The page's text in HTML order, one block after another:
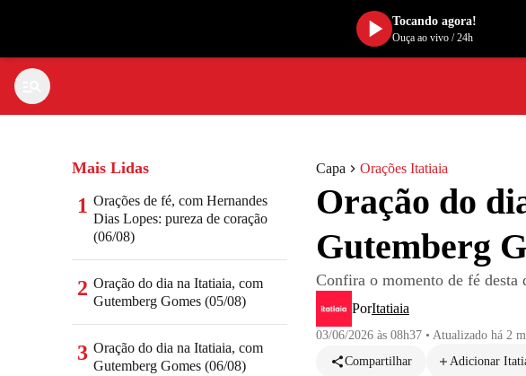
Capa Orações Itatiaia
Oração do
Gutemberg
Confira o momento de fé desta
PorItatiaia
03/06/2026 às 08h37 • Atualizado há 2
Compartilhar
Adicionar
Mais Lidas
1 Orações de fé, com Hernandes
Dias Lopes: pureza de coração
(06/08)
2 Oração do dia na Itatiaia, com
Gutemberg Gomes (05/08)
3 Oração do dia na Itatiaia, com
Gutemberg Gomes (06/08)
Tocando agora!
Ouça ao vivo/24h